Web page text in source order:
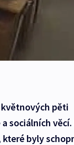
květnových pěti
sociálních věcí.
které byly